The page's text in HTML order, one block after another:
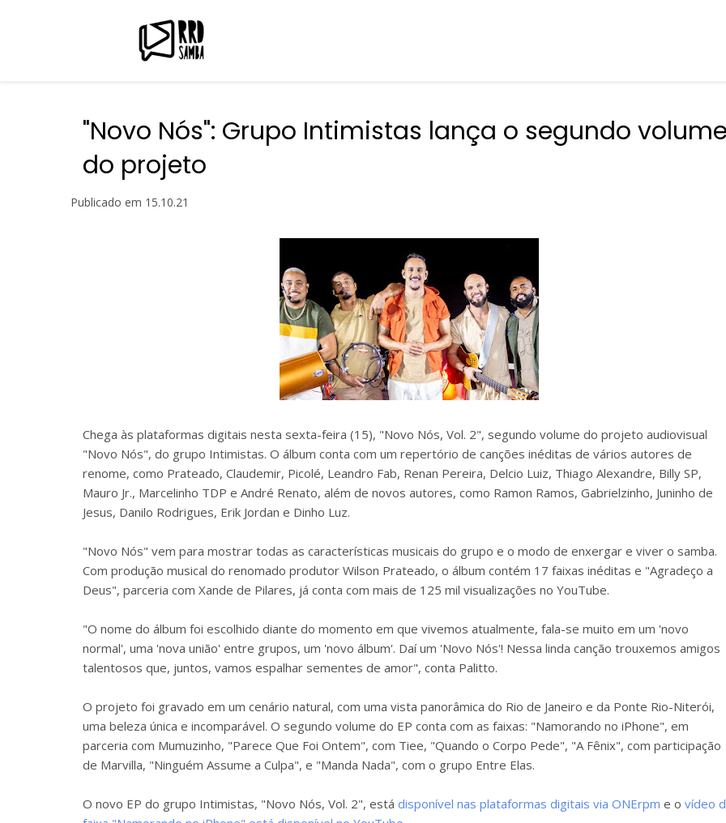
"Novo Nós": Grupo Intimistas lança o segundo
do projeto
Publicado em 15.10.21
Chega às plataformas digitais nesta sexta-feira (15), "Novo Nós, Vol. 2", segundo volume do projeto audiovisual
"Novo Nós", do grupo Intimistas. O álbum conta com um repertório de canções inéditas de vários autores de
renome, como Prateado, Claudemir, Picolé, Leandro Fab, Renan Pereira, Delcio Luiz, Thiago Alexandre, Billy SP,
Mauro Jr., Marcelinho TDP e André Renato, além de novos autores, como Ramon Ramos, Gabrielzinho, Juninho de
Jesus, Danilo Rodrigues, Erik Jordan e Dinho Luz.
"Novo Nós" vem para mostrar todas as características musicais do grupo e o modo de enxergar e viver o samba.
Com produção musical do renomado produtor Wilson Prateado, o álbum contém 17 faixas inéditas e "Agradeço a
Deus", parceria com Xande de Pilares, já conta com mais de 125 mil visualizações no YouTube.
"O nome do álbum foi escolhido diante do momento em que vivemos atualmente, fala-se muito em um 'novo
normal', uma 'nova união' entre grupos, um 'novo álbum'. Daí um 'Novo Nós'! Nessa linda canção trouxemos amigos
talentosos que, juntos, vamos espalhar sementes de amor", conta Palitto.
O projeto foi gravado em um cenário natural, com uma vista panorâmica do Rio de Janeiro e da Ponte Rio-Niterói,
uma beleza única e incomparável. O segundo volume do EP conta com as faixas: "Namorando no iPhone", em
parceria com Mumuzinho, "Parece Que Foi Ontem", com Tiee, "Quando o Corpo Pede", "A Fênix", com participação
de Marvilla, "Ninguém Assume a Culpa", e "Manda Nada", com o grupo Entre Elas.
O novo EP do grupo Intimistas, "Novo Nós, Vol. 2", está disponível nas plataformas digitais via ONErpm e o vídeo